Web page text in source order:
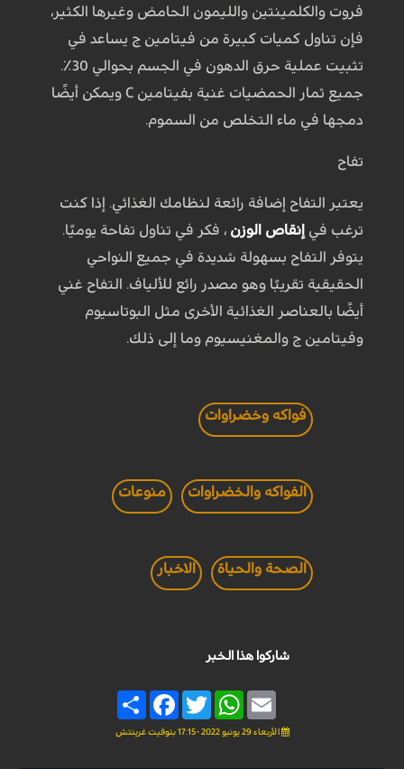
فروت والكلمينتين والليمون الحامض وغيرها الكثير،
فإن تناول كميات كبيرة من فيتامين ج يساعد في
تثبيت عملية حرق الدهون في الجسم بحوالي 30٪.
جميع ثمار الحمضيات غنية بفيتامين C ويمكن أيضًا
دمجها في ماء التخلص من السموم.
تفاح
يعتبر التفاح إضافة رائعة لنظامك الغذائي. إذا كنت
ترغب في إنقاص الوزن ، فكر في تناول تفاحة يوميًا.
يتوفر التفاح بسهولة شديدة في جميع النواحي
الحقيقية تقريبًا وهو مصدر رائع للألياف. التفاح غني
أيضًا بالعناصر الغذائية الأخرى مثل البوتاسيوم
وفيتامين ج والمغنيسيوم وما إلى ذلك.
فواكه وخضراوات
الفواكه والخضراوات منوعات
الصحة والحياة الاخبار
شاركوا هذا الخبر
Share
FacebookTwitter
WhatsAppEmail
الأربعاء 29 يونيو 2022 - 17:15 بتوقيت غرينتش